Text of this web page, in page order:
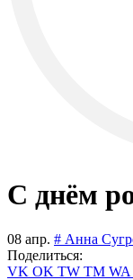
С днём
08 апр. # Анна
Поделиться:
VK OK TW TM WA